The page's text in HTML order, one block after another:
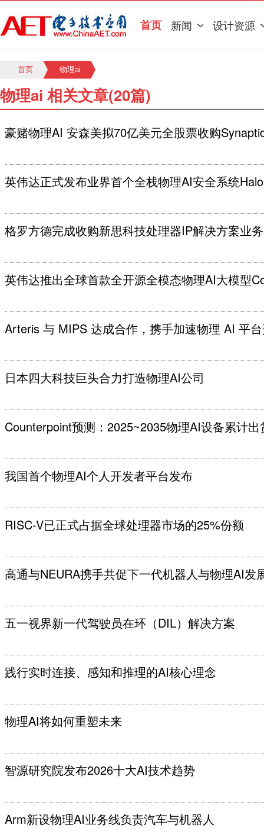
首页 新闻 设计资源
首页 物理ai
物理ai 相关文章(20篇)
豪赌物理AI 安森美拟70亿美元全股票收购
英伟达正式发布业界首个全栈物理AI安全系统
格罗方德完成收购新思科技处理器IP解决方案业务
英伟达推出全球首款全开源全模态物理AI大模型
Arteris 与 MIPS 达成合作，携手加速物理 AI 平
日本四大科技巨头合力打造物理AI公司
Counterpoint预测：2025~2035物理AI设备累计
我国首个物理AI个人开发者平台发布
RISC-V已正式占据全球处理器市场的25%份额
高通与NEURA携手共促下一代机器人与物理AI发
五一视界新一代驾驶员在环（DIL）解决方案
践行实时连接、感知和推理的AI核心理念
物理AI将如何重塑未来
智源研究院发布2026十大AI技术趋势
Arm新设物理AI业务线负责汽车与机器人